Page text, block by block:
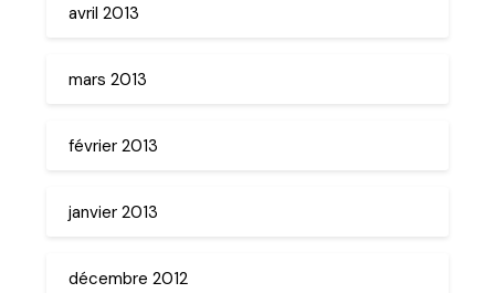
avril 2013
mars 2013
février 2013
janvier 2013
décembre 2012